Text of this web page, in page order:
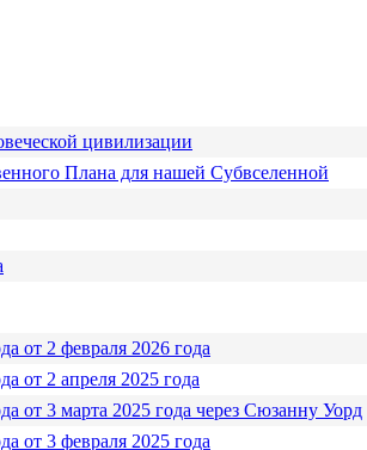
цивилизации
Плана для нашей Субвселенной
от 2 февраля 2026 года
от 2 апреля 2025 года
от 3 марта 2025 года через Сюзанну Уорд
от 3 февраля 2025 года